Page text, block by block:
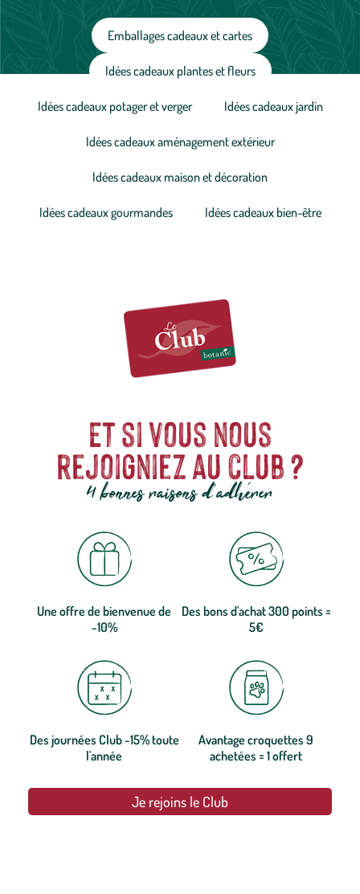
Emballages cadeaux et cartes
Idées cadeaux plantes et fleurs
Idées cadeaux potager et verger Idées cadeaux jardin
Idées cadeaux aménagement extérieur
Idées cadeaux maison et décoration
Idées cadeaux gourmandes Idées cadeaux bien-être
Et si vous nous
rejoigniez au club ?
4 bonnes raisons d'adhérer
Une offre de bienvenue de
-10%
Des bons d'achat 300 points =
5€
Des journées Club -15% toute
l'année
Avantage croquettes 9
achetées = 1 offert
Je rejoins le Club